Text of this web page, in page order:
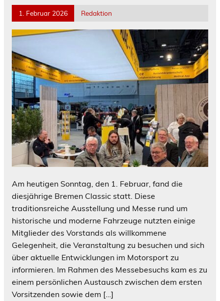
1. Februar 2026 Redaktion
Am heutigen Sonntag, den 1. Februar, fand die
diesjährige Bremen Classic statt. Diese
traditionsreiche Ausstellung und Messe rund um
historische und moderne Fahrzeuge nutzten einige
Mitglieder des Vorstands als willkommene
Gelegenheit, die Veranstaltung zu besuchen und sich
über aktuelle Entwicklungen im Motorsport zu
informieren. Im Rahmen des Messebesuchs kam es zu
einem persönlichen Austausch zwischen dem ersten
Vorsitzenden sowie dem […]